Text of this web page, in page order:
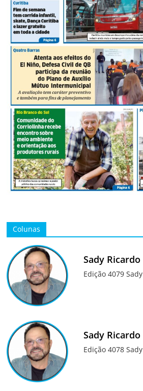
Colunas
Sady Ricardo
Edição 4079 Sady
Sady Ricardo
Edição 4078 Sady